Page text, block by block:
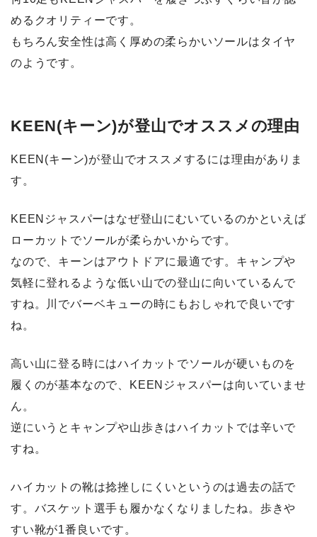
めるクオリティーです。
もちろん安全性は高く厚めの柔らかいソールはタイヤ
のようです。
KEEN(キーン)が登山でオススメの理由
KEEN(キーン)が登山でオススメするには理由がありま
す。
KEENジャスパーはなぜ登山にむいているのかといえば
ローカットでソールが柔らかいからです。
なので、キーンはアウトドアに最適です。キャンプや
気軽に登れるような低い山での登山に向いているんで
すね。川でバーベキューの時にもおしゃれで良いです
ね。
高い山に登る時にはハイカットでソールが硬いものを
履くのが基本なので、KEENジャスパーは向いていませ
ん。
逆にいうとキャンプや山歩きはハイカットでは辛いで
すね。
ハイカットの靴は捻挫しにくいというのは過去の話で
す。バスケット選手も履かなくなりましたね。歩きや
すい靴が1番良いです。